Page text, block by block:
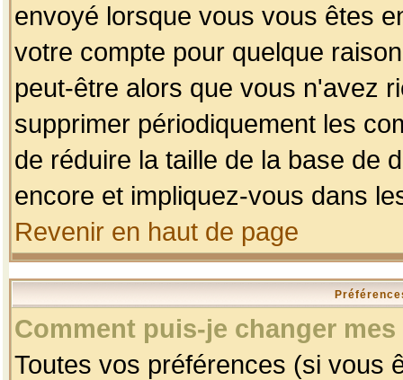
envoyé lorsque vous vous êtes
votre compte pour quelque
peut-être alors que vous n'avez
supprimer périodiquement les
de réduire la taille de la base de
encore et impliquez-vous dans
Revenir en haut de page
Comment puis-je changer
Toutes vos préférences (si vous